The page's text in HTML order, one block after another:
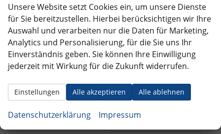
Opel Mokka
Fahrzeugnr. 356748 Getriebe
Leistung 107 kW (145 PS)
Unsere Website setzt Cookies ein, um unsere Dienste
für Sie bereitzustellen. Hierbei berücksichtigen wir Ihre
Auswahl und verarbeiten nur die Daten für Marketing,
Analytics und Personalisierung, für die Sie uns Ihr
Einverständnis geben. Sie können Ihre Einwilligung
jederzeit mit Wirkung für die Zukunft widerrufen.
Alle akzeptieren Alle ablehnen
Einstellungen
Datenschutzerklärung Impressum